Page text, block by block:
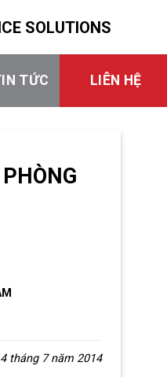
SOLUTIONS
TỨC LIÊN HỆ
tháng 7 năm 2014